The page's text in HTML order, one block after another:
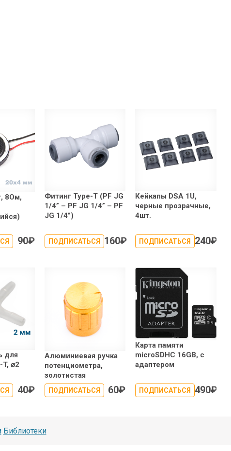
8Ом,
90₽
Фитинг Type-T (PF JG
1/4” – PF JG 1/4” – PF
JG 1/4”)
ПОДПИСАТЬСЯ 160₽
Кейкапы DSA 1U,
черные прозрачные,
4шт.
ПОДПИСАТЬСЯ 240₽
для
T, ⌀2
40₽
Алюминиевая ручка
потенциометра,
золотистая
ПОДПИСАТЬСЯ 60₽
Карта памяти
microSDHC 16GB, с
адаптером
ПОДПИСАТЬСЯ 490₽
Библиотеки